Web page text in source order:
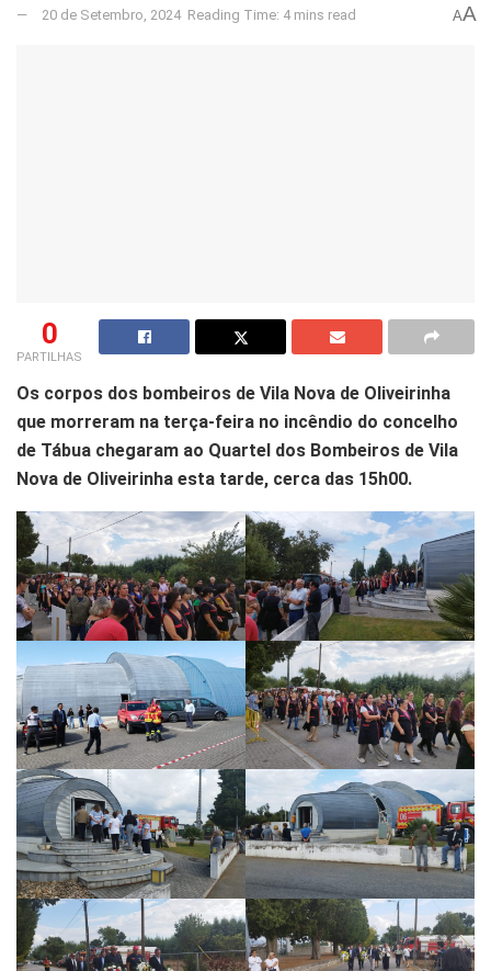
20 de Setembro, 2024 Reading Time: 4 mins read AA
0
PARTILHAS
Os corpos dos bombeiros de Vila Nova de Oliveirinha
que morreram na terça-feira no incêndio do concelho
de Tábua chegaram ao Quartel dos Bombeiros de Vila
Nova de Oliveirinha esta tarde, cerca das 15h00.